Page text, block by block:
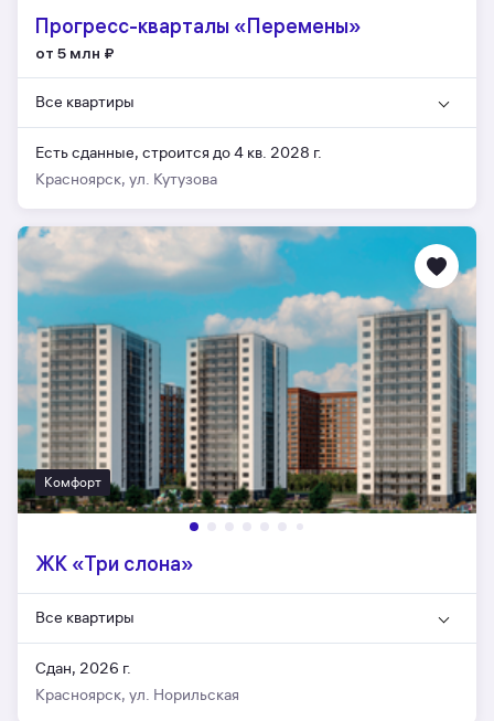
Прогресс-кварталы «Перемены»
от 5 млн ₽
Все квартиры
Есть сданные, строится до 4 кв. 2028 г.
Красноярск, ул. Кутузова
Комфорт
ЖК «Три слона»
Все квартиры
Сдан, 2026 г.
Красноярск, ул. Норильская